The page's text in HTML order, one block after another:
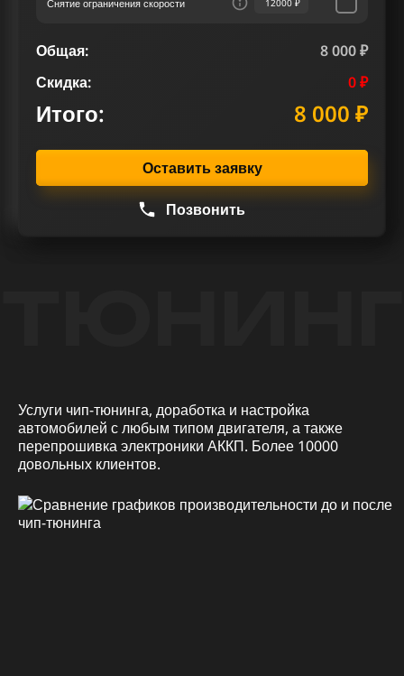
Снятие ограничения скорости 12000 ₽
Общая:
8 000 ₽
Скидка:
0 ₽
Итого: 8 000 ₽
Оставить заявку
Позвонить
Услуги чип-тюнинга, доработка и настройка
автомобилей с любым типом двигателя, а также
перепрошивка электроники АККП. Более 10000
довольных клиентов.